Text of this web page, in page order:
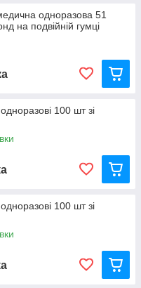
одноразова 51
на подвійній гумці
100 шт зі
100 шт зі